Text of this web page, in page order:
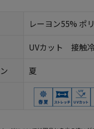
レーヨン55% ポ
UVカット 接
夏